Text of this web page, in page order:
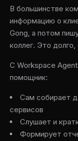
В большинстве
информацию о
Gong, а потом
коллег. Это
С Workspace
помощник:
Сам собирает
сервисов
Слушает и
Формирует